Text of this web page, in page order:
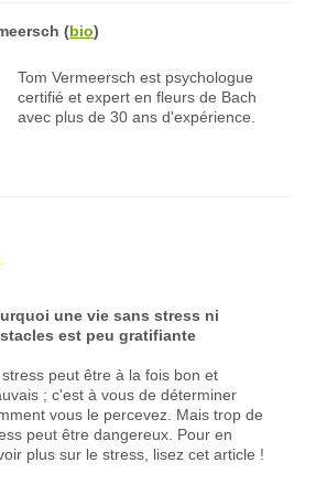
(bio)
Tom Vermeersch est psychologue
certifié et expert en fleurs de Bach
avec plus de 30 ans d'expérience.
une vie sans stress ni
est peu gratifiante
stress peut être à la fois bon et
; c'est à vous de déterminer
vous le percevez. Mais trop de
peut être dangereux. Pour en
plus sur le stress, lisez cet article !